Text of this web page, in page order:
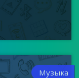
Музыка